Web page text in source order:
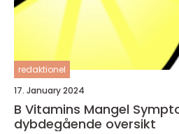
redaktionel
17. January 2024
B Vitamins Mangel
dybdegående oversikt